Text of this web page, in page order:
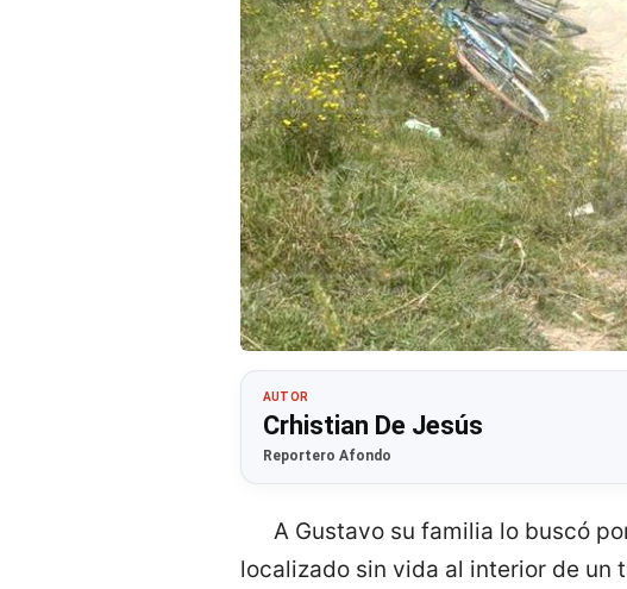
AUTOR
Crhistian De Jesús
Reportero Afondo
A Gustavo su familia lo buscó
localizado sin vida al interior de un